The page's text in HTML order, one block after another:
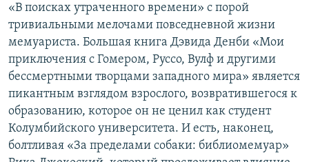
«В поисках утраченного времени» с порой
тривиальными мелочами повседневной жизни
мемуариста. Большая книга Дэвида Денби «Мои
приключения с Гомером, Руссо, Вулф и другими
бессмертными творцами западного мира» является
пикантным взглядом взрослого, возвратившегося к
образованию, которое он не ценил как студент
Колумбийского университета. И есть, наконец,
болтливая «За пределами собаки: библиомемуар»